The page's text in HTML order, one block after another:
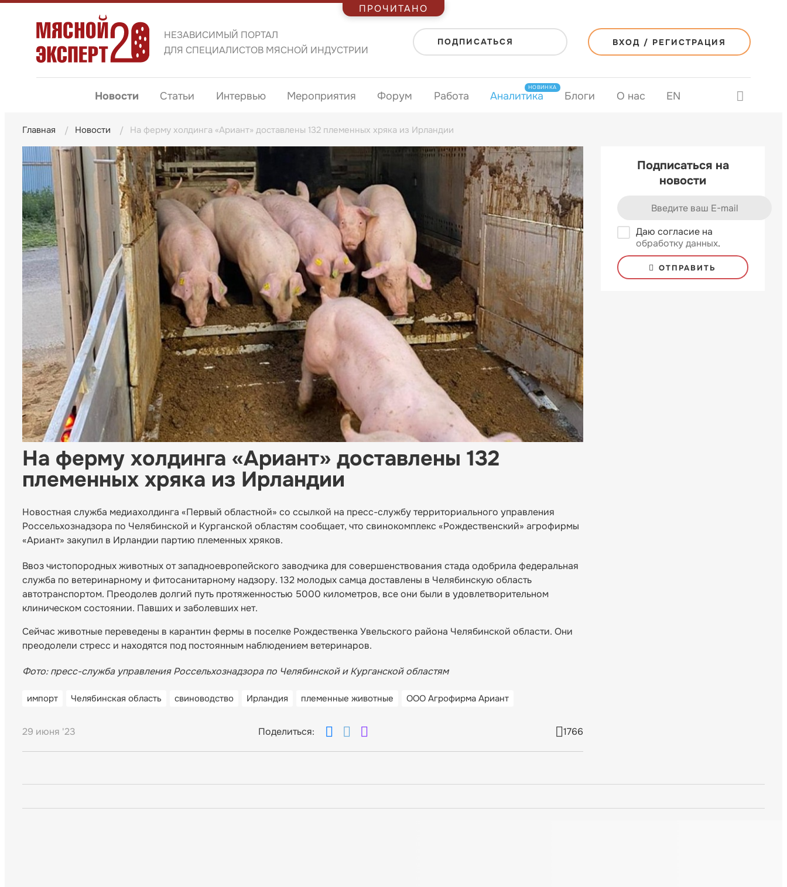
НЕЗАВИСИМЫЙ ПОРТАЛ
ДЛЯ СПЕЦИАЛИСТОВ МЯСНОЙ ИНДУСТРИИ
ПОДПИСАТЬСЯ ВХОД / РЕГИСТРАЦИЯ
Новости Статьи Интервью Мероприятия Форум Работа Аналитика
НОВИНКА
Блоги О нас EN
Главная Новости На ферму холдинга «Ариант» доставлены 132 племенных хряка из Ирландии
На ферму холдинга «Ариант» доставлены 132
племенных хряка из Ирландии
Новостная служба медиахолдинга «Первый областной» со ссылкой на пресс-службу территориального управления
Россельхознадзора по Челябинской и Курганской областям сообщает, что свинокомплекс «Рождественский» агрофирмы
«Ариант» закупил в Ирландии партию племенных хряков.
Ввоз чистопородных животных от западноевропейского заводчика для совершенствования стада одобрила федеральная
служба по ветеринарному и фитосанитарному надзору. 132 молодых самца доставлены в Челябинскую область
автотранспортом. Преодолев долгий путь протяженностью 5000 километров, все они были в удовлетворительном
клиническом состоянии. Павших и заболевших нет.
Сейчас животные переведены в карантин фермы в поселке Рождественка Увельского района Челябинской области. Они
преодолели стресс и находятся под постоянным наблюдением ветеринаров.
Фото: пресс-служба управления Россельхознадзора по Челябинской и Курганской областям
импорт Челябинская область свиноводство Ирландия племенные животные ООО Агрофирма Ариант
29 июня '23 Поделиться: 1766
Подписаться на
новости
Даю согласие на
обработку данных.
ОТПРАВИТЬ
ПРОЧИТАНО